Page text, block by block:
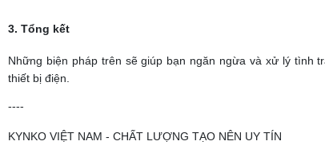
3. Tổng kết
Những biện pháp trên sẽ giúp bạn ngăn ngừa và xử lý tình
thiết bị điện.
----
KYNKO VIỆT NAM - CHẤT LƯỢNG TẠO NÊN UY TÍN